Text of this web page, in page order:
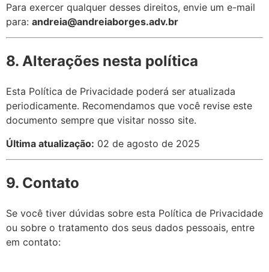
Para exercer qualquer desses direitos, envie um e-mail
para: andreia@andreiaborges.adv.br
8. Alterações nesta política
Esta Política de Privacidade poderá ser atualizada
periodicamente. Recomendamos que você revise este
documento sempre que visitar nosso site.
Última atualização: 02 de agosto de 2025
9. Contato
Se você tiver dúvidas sobre esta Política de Privacidade
ou sobre o tratamento dos seus dados pessoais, entre
em contato: